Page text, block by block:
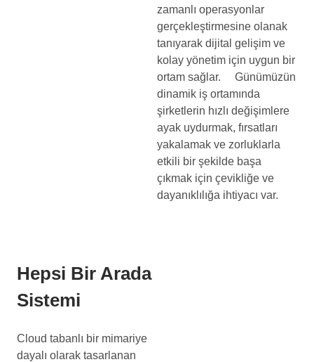
zamanlı operasyonlar
gerçekleştirmesine olanak
tanıyarak dijital gelişim ve
kolay yönetim için uygun bir
ortam sağlar. Günümüzün
dinamik iş ortamında
şirketlerin hızlı değişimlere
ayak uydurmak, fırsatları
yakalamak ve zorluklarla
etkili bir şekilde başa
çıkmak için çevikliğe ve
dayanıklılığa ihtiyacı var.
Hepsi Bir Arada
Sistemi
Cloud tabanlı bir mimariye
dayalı olarak tasarlanan